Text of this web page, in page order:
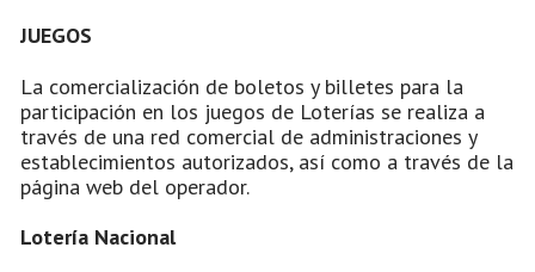
JUEGOS
La comercialización de boletos y billetes para la
participación en los juegos de Loterías se realiza a
través de una red comercial de administraciones y
establecimientos autorizados, así como a través de la
página web del operador.
Lotería Nacional